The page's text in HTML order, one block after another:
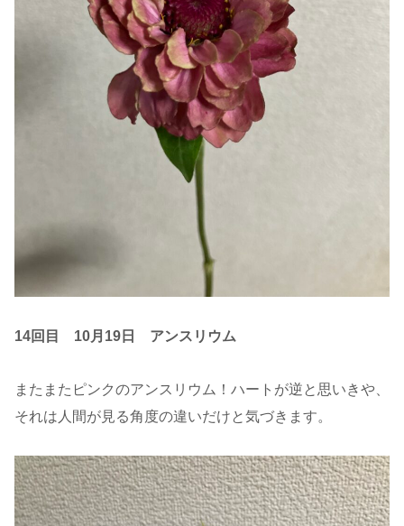
14回目 10月19日 アンスリウム
またまたピンクのアンスリウム！ハートが逆と思いきや、
それは人間が見る角度の違いだけと気づきます。